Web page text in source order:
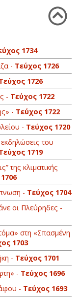
1734
- Τεύχος 1726
1726
- Τεύχος 1722
- Τεύχος 1722
- Τεύχος 1720
του
1719
της κλιματικής
- Τεύχος 1704
οι Πλεύρηδες -
στη «Σπασμένη
1703
- Τεύχος 1701
- Τεύχος 1696
- Τεύχος 1693